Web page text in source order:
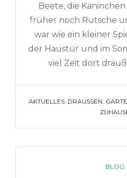
Beete, die
früher noch Rutsche
war wie ein kleiner
der Haustür und im
viel Zeit dort
TAGS
AKTUELLES, DRAUSSEN
BLOG